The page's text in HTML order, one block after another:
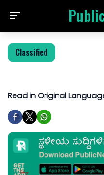
Classified
Read in Original